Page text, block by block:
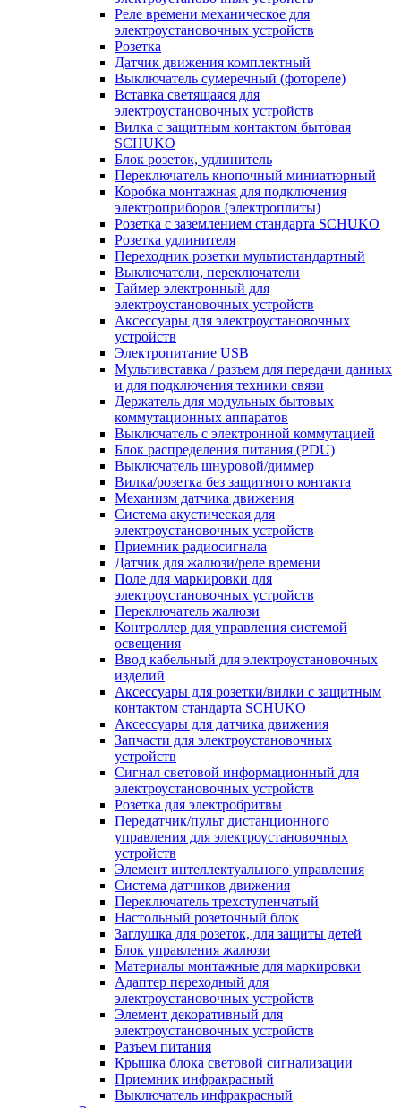
Реле времени механическое для
электроустановочных устройств
Розетка
Датчик движения комплектный
Выключатель сумеречный (фотореле)
Вставка светящаяся для
электроустановочных устройств
Вилка с защитным контактом бытовая
SCHUKO
Блок розеток, удлинитель
Переключатель кнопочный миниатюрный
Коробка монтажная для подключения
электроприборов (электроплиты)
Розетка с заземлением стандарта SCHUKO
Розетка удлинителя
Переходник розетки мультистандартный
Выключатели, переключатели
Таймер электронный для
электроустановочных устройств
Аксессуары для электроустановочных
устройств
Электропитание USB
Мультивставка / разъем для передачи данных
и для подключения техники связи
Держатель для модульных бытовых
коммутационных аппаратов
Выключатель с электронной коммутацией
Блок распределения питания (PDU)
Выключатель шнуровой/диммер
Вилка/розетка без защитного контакта
Механизм датчика движения
Система акустическая для
электроустановочных устройств
Приемник радиосигнала
Датчик для жалюзи/реле времени
Поле для маркировки для
электроустановочных устройств
Переключатель жалюзи
Контроллер для управления системой
освещения
Ввод кабельный для электроустановочных
изделий
Аксессуары для розетки/вилки с защитным
контактом стандарта SCHUKO
Аксессуары для датчика движения
Запчасти для электроустановочных
устройств
Сигнал световой информационный для
электроустановочных устройств
Розетка для электробритвы
Передатчик/пульт дистанционного
управления для электроустановочных
устройств
Элемент интеллектуального управления
Система датчиков движения
Переключатель трехступенчатый
Настольный розеточный блок
Заглушка для розеток, для защиты детей
Блок управления жалюзи
Материалы монтажные для маркировки
Адаптер переходный для
электроустановочных устройств
Элемент декоративный для
электроустановочных устройств
Разъем питания
Крышка блока световой сигнализации
Приемник инфракрасный
Выключатель инфракрасный